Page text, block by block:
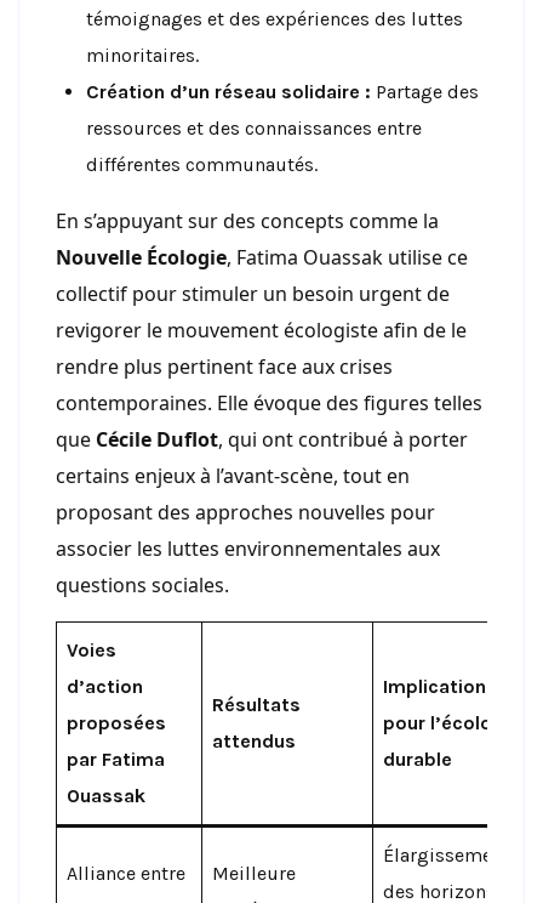
témoignages et des expériences des luttes
minoritaires.
Création d’un réseau solidaire : Partage des
ressources et des connaissances entre
différentes communautés.
En s’appuyant sur des concepts comme la
Nouvelle Écologie, Fatima Ouassak utilise ce
collectif pour stimuler un besoin urgent de
revigorer le mouvement écologiste afin de le
rendre plus pertinent face aux crises
contemporaines. Elle évoque des figures telles
que Cécile Duflot, qui ont contribué à porter
certains enjeux à l’avant-scène, tout en
proposant des approches nouvelles pour
associer les luttes environnementales aux
questions sociales.
Voies
d’action
proposées
par Fatima
Ouassak
Résultats
attendus
Implications
pour l’écologie
durable
Alliance entre
Meilleure
Élargissement
des horizons